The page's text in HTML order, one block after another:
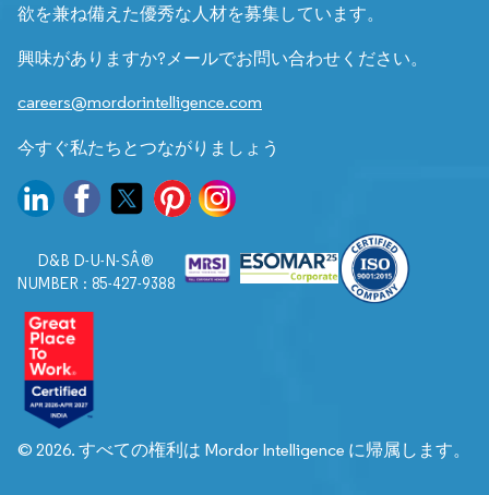
欲を兼ね備えた優秀な人材を募集しています。
興味がありますか?メールでお問い合わせください。
careers@mordorintelligence.com
今すぐ私たちとつながりましょう
D&B D-U-N-SÂ®
NUMBER : 85-427-9388
© 2026. すべての権利は Mordor Intelligence に帰属します。